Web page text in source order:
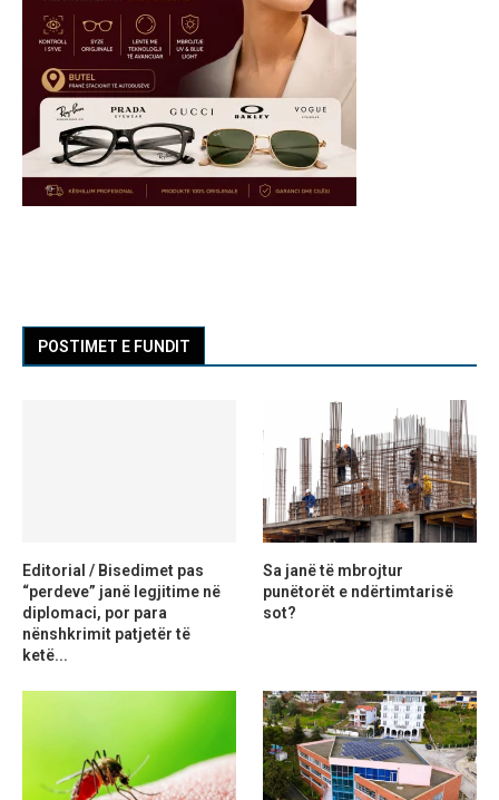
POSTIMET E FUNDIT
Editorial / Bisedimet pas
“perdeve” janë legjitime në
diplomaci, por para
nënshkrimit patjetër të
ketë...
Sa janë të mbrojtur
punëtorët e ndërtimtarisë
sot?